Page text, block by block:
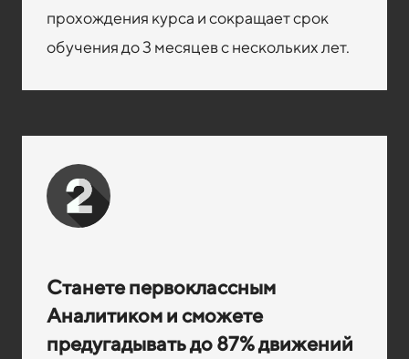
прохождения курса и сокращает срок
обучения до 3 месяцев с нескольких лет.
Станете первоклассным
Аналитиком и сможете
предугадывать до 87% движений